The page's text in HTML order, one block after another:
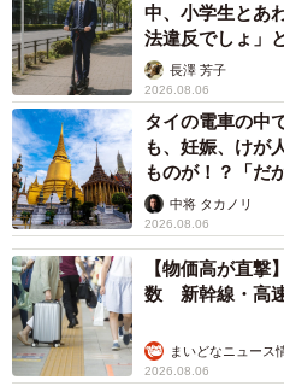
キちゃんの耳をなめていたと
「レンは自分のお気に入りの場
た」
――レンくんもサンちゃんに“特
ゃんになりましたね。
◇ ◇
中、小学生とあ
法違反でしょ」
説】長澤 芳子
2026.08.06
タイの電車の中
も、妊娠、け
ものが！？「だ
中将 タカノリ
2026.08.06
【物価高が直撃
数 新幹線・高
まいどなニュース
2026.08.06